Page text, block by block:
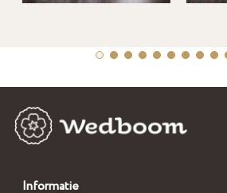
Informatie